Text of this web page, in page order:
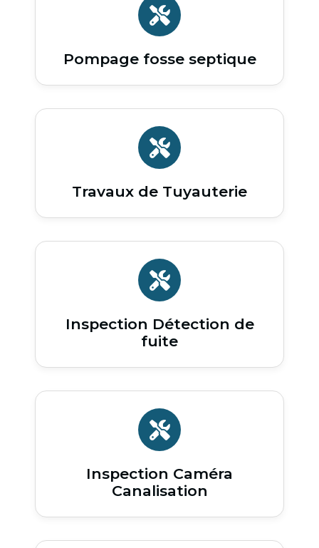
Pompage fosse septique
Travaux de Tuyauterie
Inspection Détection de
fuite
Inspection Caméra
Canalisation